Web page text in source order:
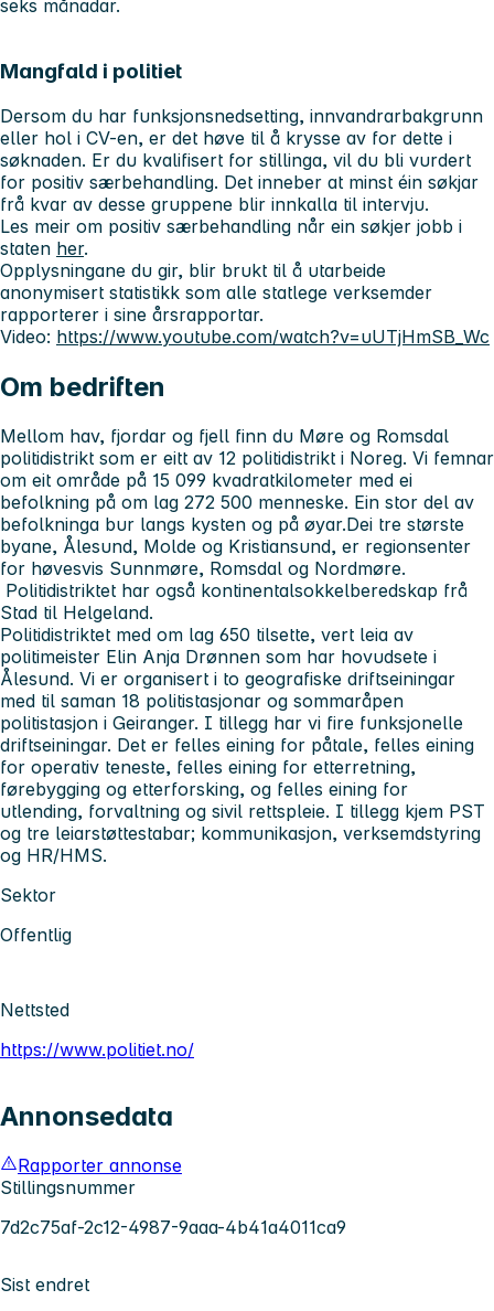
seks månadar.
Mangfald i politiet
Dersom du har funksjonsnedsetting, innvandrarbakgrunn
eller hol i CV-en, er det høve til å krysse av for dette i
søknaden. Er du kvalifisert for stillinga, vil du bli vurdert
for positiv særbehandling. Det inneber at minst éin søkjar
frå kvar av desse gruppene blir innkalla til intervju.
Les meir om positiv særbehandling når ein søkjer jobb i
staten her.
Opplysningane du gir, blir brukt til å utarbeide
anonymisert statistikk som alle statlege verksemder
rapporterer i sine årsrapportar.
Video: https://www.youtube.com/watch?v=uUTjHmSB_Wc
Om bedriften
Mellom hav, fjordar og fjell finn du Møre og Romsdal
politidistrikt som er eitt av 12 politidistrikt i Noreg. Vi femnar
om eit område på 15 099 kvadratkilometer med ei
befolkning på om lag 272 500 menneske. Ein stor del av
befolkninga bur langs kysten og på øyar.Dei tre største
byane, Ålesund, Molde og Kristiansund, er regionsenter
for høvesvis Sunnmøre, Romsdal og Nordmøre.
Politidistriktet har også kontinentalsokkelberedskap frå
Stad til Helgeland.
Politidistriktet med om lag 650 tilsette, vert leia av
politimeister Elin Anja Drønnen som har hovudsete i
Ålesund. Vi er organisert i to geografiske driftseiningar
med til saman 18 politistasjonar og sommaråpen
politistasjon i Geiranger. I tillegg har vi fire funksjonelle
driftseiningar. Det er felles eining for påtale, felles eining
for operativ teneste, felles eining for etterretning,
førebygging og etterforsking, og felles eining for
utlending, forvaltning og sivil rettspleie. I tillegg kjem PST
og tre leiarstøttestabar; kommunikasjon, verksemdstyring
og HR/HMS.
Sektor
Offentlig
Nettsted
https://www.politiet.no/
Annonsedata
Rapporter annonse
Stillingsnummer
7d2c75af-2c12-4987-9aaa-4b41a4011ca9
Sist endret